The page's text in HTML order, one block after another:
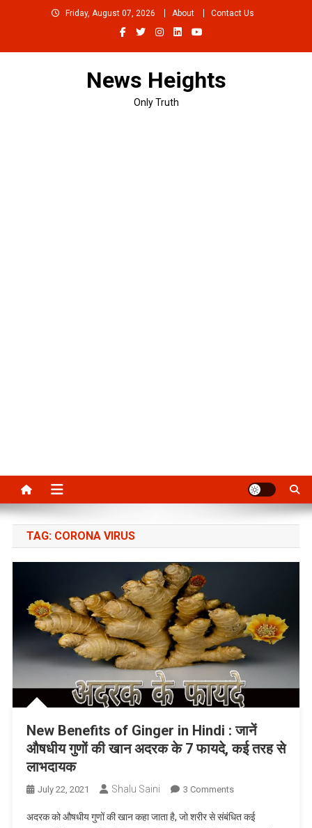
Friday, August 07, 2026 About Contact Us
News Heights
Only Truth
TAG: CORONA VIRUS
New Benefits of Ginger in Hindi : जानें
औषधीय गुणों की खान अदरक के 7 फायदे, कई तरह से
लाभदायक
July 22, 2021 Shalu Saini 3 CommentsOn
Benefits
अदरक को औषधीय गुणों की खान कहा जाता है, जो शरीर से संबंधित कई